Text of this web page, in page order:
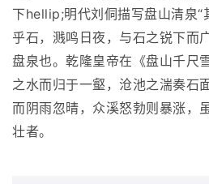
下hellip;明代刘侗描写盘山清泉“
乎石，溅鸣日夜，与石之锐下而
盘泉也。乾隆皇帝在《盘山千尺
之水而归于一壑，沧池之湍奏石
而阴雨忽晴，众溪怒勃则暴涨，
壮者。